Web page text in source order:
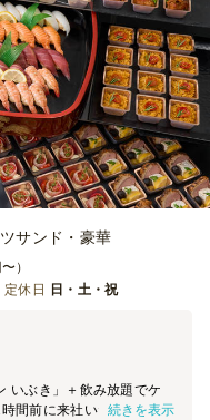
サンド・豪華
）
定休日 日・土・祝
いぶき」＋飲み放題でケ
間前に来社いただき、雨
続きを表示